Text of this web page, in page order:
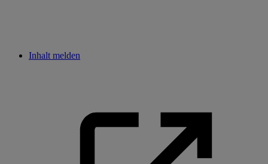
Inhalt melden